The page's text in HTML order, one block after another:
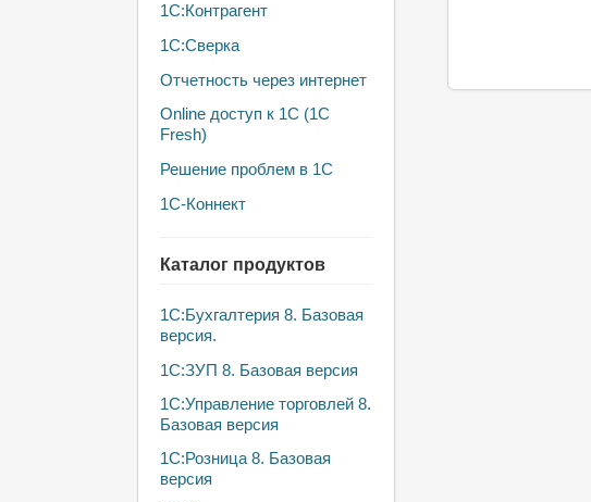
1С:Контрагент
1С:Сверка
Отчетность через интернет
Online доступ к 1С (1С
Fresh)
Решение проблем в 1С
1С-Коннект
Каталог продуктов
1C:Бухгалтерия 8. Базовая
версия.
1С:ЗУП 8. Базовая версия
1С:Управление торговлей 8.
Базовая версия
1C:Розница 8. Базовая
версия